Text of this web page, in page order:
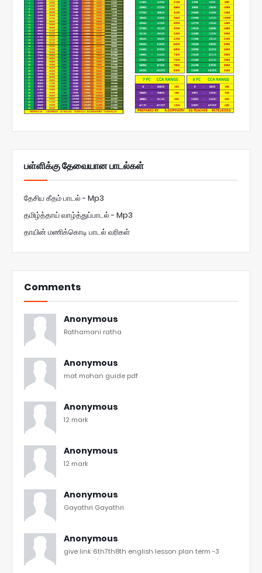
பள்ளிக்கு தேவையான பாடல்கள்
தேசிய கீதம் பாடல் - Mp3
தமிழ்த்தாய் வாழ்த்துப்பாடல் - Mp3
தாயின் மணிக்கொடி பாடல் வரிகள்
Comments
Anonymous
Rathamani ratha
Anonymous
mat mohan guide pdf
Anonymous
12 mark
Anonymous
12 mark
Anonymous
Gayathri Gayathri
Anonymous
give link 6th7th8th english lesson plan term -3